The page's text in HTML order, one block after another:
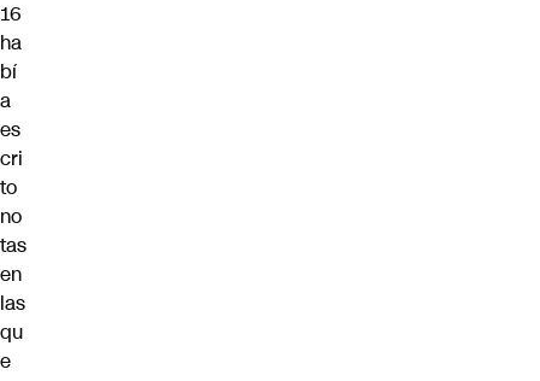
16
ha
bí
a
es
cri
to
no
tas
en
las
qu
e